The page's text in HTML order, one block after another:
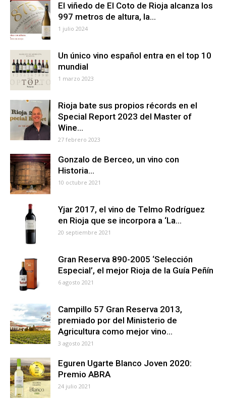
El viñedo de El Coto de Rioja alcanza los
997 metros de altura, la...
1 julio 2024
Un único vino español entra en el top 10
mundial
1 marzo 2023
Rioja bate sus propios récords en el
Special Report 2023 del Master of
Wine...
27 febrero 2023
Gonzalo de Berceo, un vino con
Historia…
10 octubre 2021
Yjar 2017, el vino de Telmo Rodríguez
en Rioja que se incorpora a ‘La...
20 septiembre 2021
Gran Reserva 890-2005 ‘Selección
Especial’, el mejor Rioja de la Guía Peñín
6 agosto 2021
Campillo 57 Gran Reserva 2013,
premiado por del Ministerio de
Agricultura como mejor vino...
3 agosto 2021
Eguren Ugarte Blanco Joven 2020:
Premio ABRA
24 julio 2021